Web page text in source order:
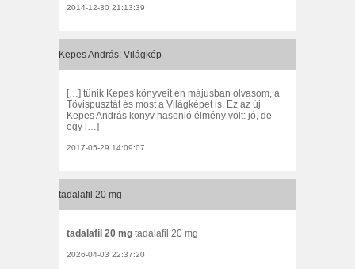
2014-12-30 21:13:39
Kepes András: Világkép
[…] tűnik Kepes könyveit én májusban olvasom, a
Tövispusztát és most a Világképet is. Ez az új
Kepes András könyv hasonló élmény volt: jó, de
egy […]
2017-05-29 14:09:07
tadalafil 20 mg
tadalafil 20 mg tadalafil 20 mg
2026-04-03 22:37:20